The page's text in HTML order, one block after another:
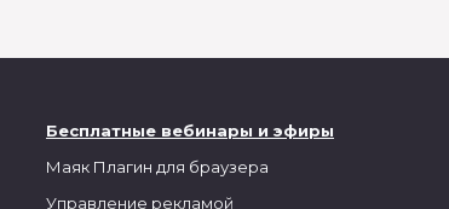
Бесплатные вебинары и эфиры
Маяк Плагин для браузера
Управление рекламой